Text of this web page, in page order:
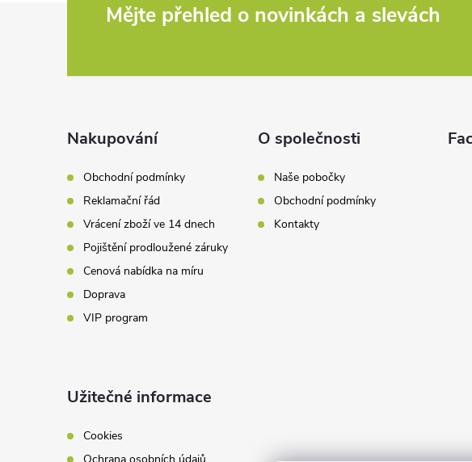
Mějte přehled o novinkách a slevách
Nakupování
Obchodní podmínky
Reklamační řád
Vrácení zboží ve 14 dnech
Pojištění prodloužené záruky
Cenová nabídka na míru
Doprava
VIP program
O společnosti
Naše pobočky
Obchodní podmínky
Kontakty
Užitečné informace
Cookies